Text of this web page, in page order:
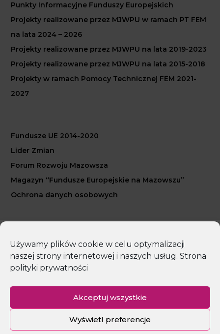
Używamy plików cookie w celu optymalizacji
naszej strony internetowej i naszych usług. Strona
polityki prywatności
Akceptuj wszystkie
Wyświetl preferencje
Punkty Informacyjne Funduszy Europejskich
Projekty realizowane przez MJWPU w ramach PT FEM
na lata 2024 – 2026
Projekty realizowane przez MJWPU na lata 2019-2023
Projekty realizowane przez MJWPU na lata 2015-2018
Projekty w ramach Pomocy Technicznej FEM 2021-
2027
Fundusze UE 2014-2020
Lider Zmian
Forum Rozwoju Mazowsza
Magazyn “Fundusze Europejskie na Mazowszu”
Ochrona danych osobowych
Copyright 2026 Mazowiecka Jednostka Wdrażania
Programów Unijnych
Polityka prywatności